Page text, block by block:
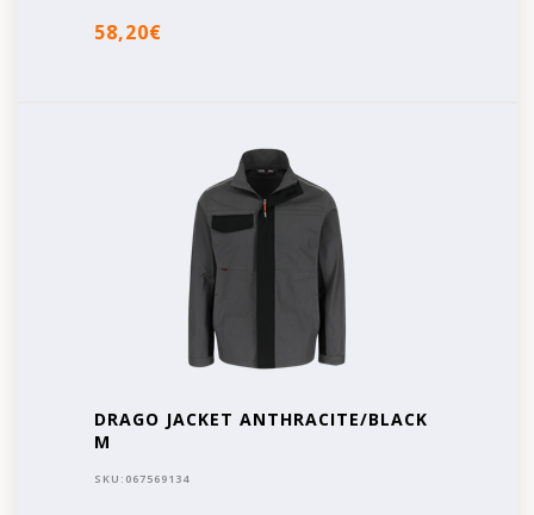
58,20€
DRAGO JACKET ANTHRACITE/BLACK
M
SKU: 067569134